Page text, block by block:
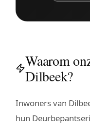
Waarom
Dilbeek?
Inwoners van
hun